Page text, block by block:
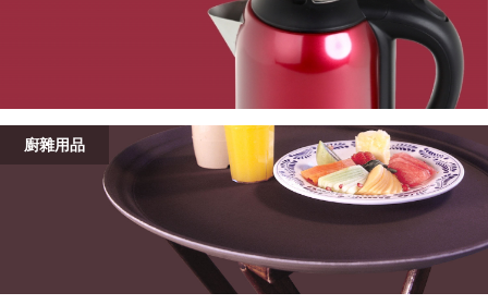
廚雜用品